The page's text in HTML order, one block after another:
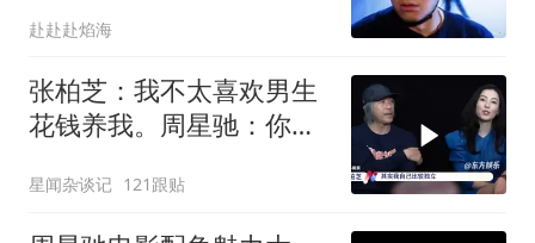
赴赴赴焰海
张柏芝：我不太喜欢男生
花钱养我。周星驰：你不
星闻杂谈记 121跟贴